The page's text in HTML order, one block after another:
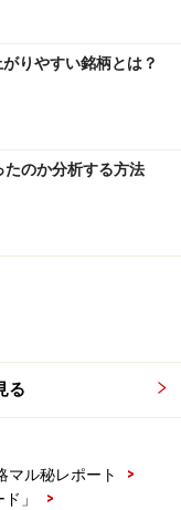
事の内容に関して
の正確性および安
するものではあり
を負わないものと
いします）
容をご確認くださ
りやすい銘柄とは？
たのか分析する方法
る
マル秘レポート
>
」
>